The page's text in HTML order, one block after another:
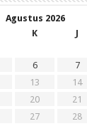
Agustus 2026
K J
6 7
13 14
20 21
27 28